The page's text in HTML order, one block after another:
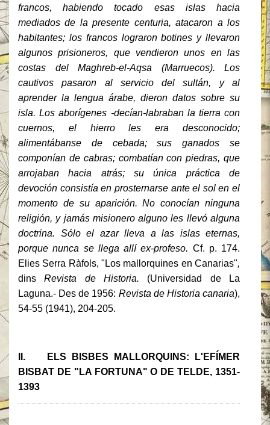
francos, habiendo tocado esas islas hacia
mediados de la presente centuria, atacaron a los
habitantes; los francos lograron botines y llevaron
algunos prisioneros, que vendieron unos en las
costas del Maghreb-el-Aqsa (Marruecos). Los
cautivos pasaron al servicio del sultán, y al
aprender la lengua árabe, dieron datos sobre su
isla. Los aborígenes -decían-labraban la tierra con
cuernos, el hierro les era desconocido;
alimentábanse de cebada; sus ganados se
componían de cabras; combatían con piedras, que
arrojaban hacia atrás; su única práctica de
devoción consistía en prosternarse ante el sol en el
momento de su aparición. No conocían ninguna
religión, y jamás misionero alguno les llevó alguna
doctrina. Sólo el azar lleva a las islas eternas,
porque nunca se llega allí ex-profeso. Cf. p. 174.
Elies Serra Ràfols, "Los mallorquines en Canarias",
dinsRevista de Historia. (Universidad de La
Laguna.- Des de 1956: Revista de Historia canaria),
54-55 (1941), 204-205.
II. ELS BISBES MALLORQUINS: L'EFÍMER
BISBAT DE "LA FORTUNA" O DE TELDE, 1351-
1393